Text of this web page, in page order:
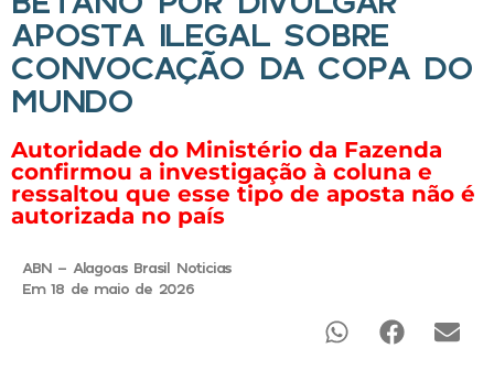
APOSTA ILEGAL SOBRE
CONVOCAÇÃO DA COPA DO
MUNDO
Autoridade do Ministério da Fazenda
confirmou a investigação à coluna e
ressaltou que esse tipo de aposta não é
autorizada no país
ABN - Alagoas Brasil Noticias
Em 18 de maio de 2026